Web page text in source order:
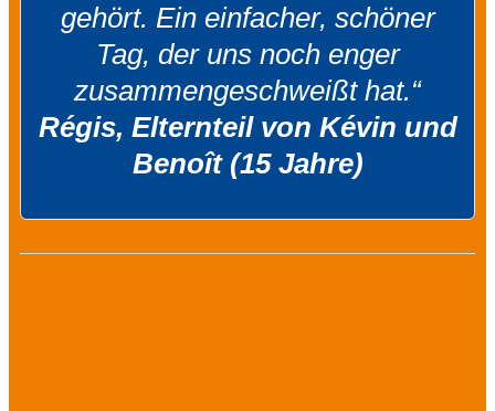
gehört. Ein einfacher, schöner
Tag, der uns noch enger
zusammengeschweißt hat.“
Régis, Elternteil von Kévin und
Benoît (15 Jahre)